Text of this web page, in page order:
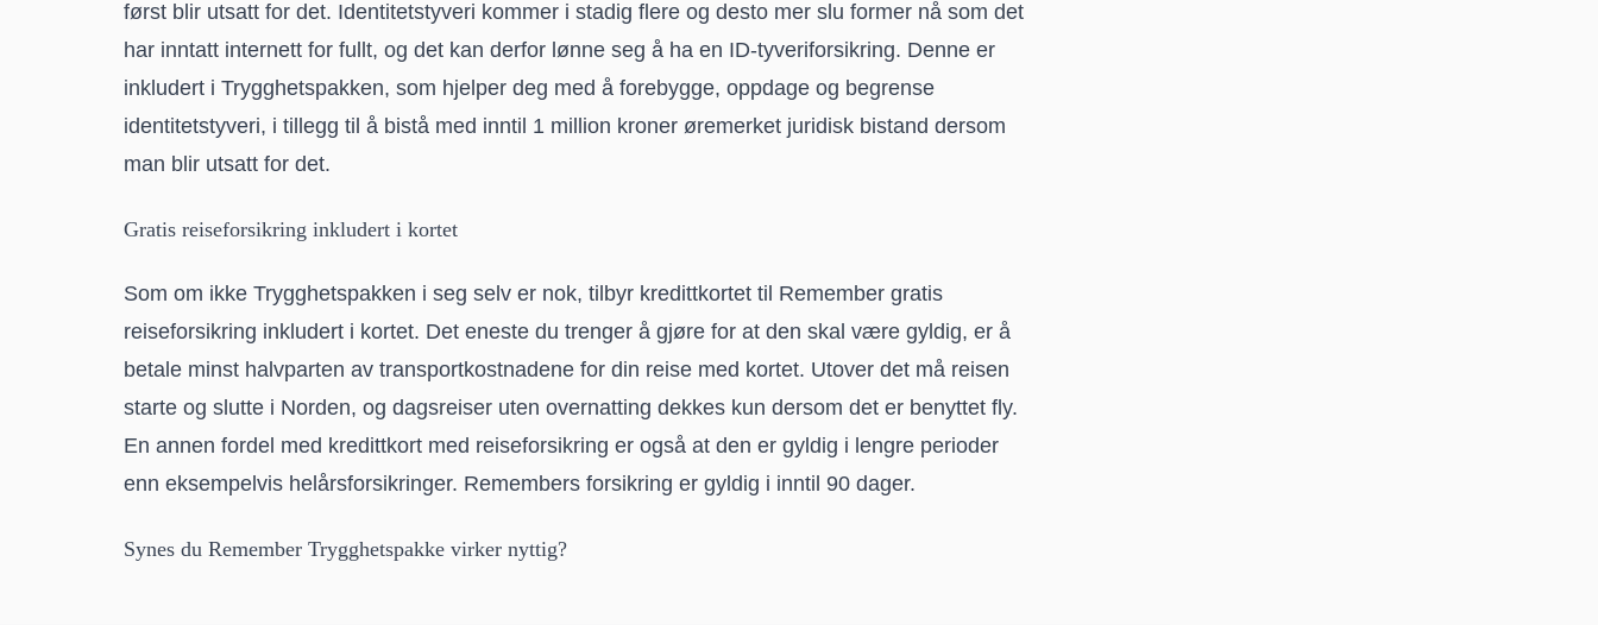
først blir utsatt for det. Identitetstyveri kommer i stadig flere og desto mer slu former nå som det
har inntatt internett for fullt, og det kan derfor lønne seg å ha en ID-tyveriforsikring. Denne er
inkludert i Trygghetspakken, som hjelper deg med å forebygge, oppdage og begrense
identitetstyveri, i tillegg til å bistå med inntil 1 million kroner øremerket juridisk bistand dersom
man blir utsatt for det.
Gratis reiseforsikring inkludert i kortet
Som om ikke Trygghetspakken i seg selv er nok, tilbyr kredittkortet til Remember gratis
reiseforsikring inkludert i kortet. Det eneste du trenger å gjøre for at den skal være gyldig, er å
betale minst halvparten av transportkostnadene for din reise med kortet. Utover det må reisen
starte og slutte i Norden, og dagsreiser uten overnatting dekkes kun dersom det er benyttet fly.
En annen fordel med kredittkort med reiseforsikring er også at den er gyldig i lengre perioder
enn eksempelvis helårsforsikringer. Remembers forsikring er gyldig i inntil 90 dager.
Synes du Remember Trygghetspakke virker nyttig?